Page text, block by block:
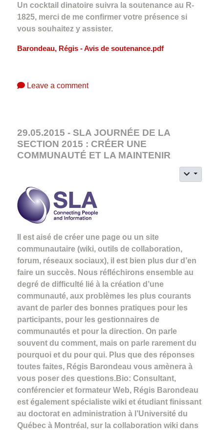
Un cocktail dinatoire suivra la soutenance au R-
1825, merci de me confirmer votre présence si
vous souhaitez y assister.
Barondeau, Régis - Avis de soutenance.pdf
Leave a comment
29.05.2015 - SLA JOURNÉE DE LA
SECTION 2015 : CRÉER UNE
COMMUNAUTÉ ET LA MAINTENIR
Il est aisé de créer une page ou un site
communautaire (wiki, outils de collaboration,
forum, réseaux sociaux), il est bien plus dur d’en
faire un succès. Nous réfléchirons ensemble au
degré de difficulté lié à la création d’une
communauté, aux problèmes les plus courants
avant de parler des bonnes pratiques pour les
participants, pour les gestionnaires de
communautés et pour la direction. On parle
souvent du comment, mais on parle rarement du
pourquoi et du pour qui. Plus que des réponses
toutes faites, Régis Barondeau vous amènera à
vous poser des questions.Bio: Consultant,
conférencier et formateur Web, Régis Barondeau
est également spécialiste wiki et étudiant finissant
au doctorat en administration à l’Université du
Québec à Montréal, sur la collaboration wiki dans